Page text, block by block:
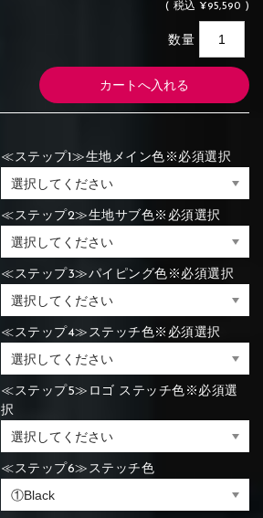
( 税込 ¥95,590 )
数量
≪ステップ1≫生地メイン色※必須選択
≪ステップ2≫生地サブ色※必須選択
≪ステップ3≫パイピング色※必須選択
≪ステップ4≫ステッチ色※必須選択
≪ステップ5≫ロゴ ステッチ色※必須選
択
≪ステップ6≫ステッチ色